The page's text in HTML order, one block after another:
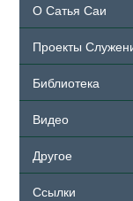
О Сатья Саи
Проекты
Библиотека
Видео
Другое
Ссылки